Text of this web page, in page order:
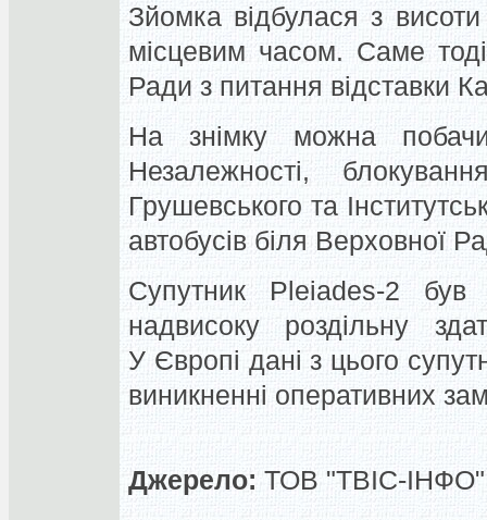
Зйомка відбулася з
місцевим часом. Саме
Ради з питання відставки
На знімку можна
Незалежності,
Грушевського та
автобусів біля Верховної
Супутник Pleiades-2
надвисоку роздільну
У Європі дані з цього
виникненні оперативних
Джерело: ТОВ "ТВІС-